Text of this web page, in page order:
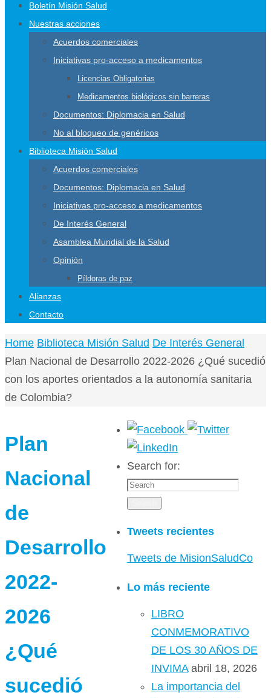
Boletín Misión Salud
Nuestras acciones
Acuerdos comerciales
Iniciativas pro-acceso a medicamentos
Licencias Obligatorias
Medicamentos biológicos sin barreras
Documentos: Diplomacia en Salud
No al bloqueo de genéricos
Biblioteca Misión Salud
Acuerdos comerciales
Documentos: Diplomacia en Salud
Iniciativas pro-acceso a medicamentos
De Interés General
Asamblea Mundial de la Salud
Opinión
Píldoras de paz
Alianzas
Contacto
Home Biblioteca Misión Salud De Interés General
Plan Nacional de Desarrollo 2022-2026 ¿Qué sucedió
con los aportes orientados a la autonomía sanitaria
de Colombia?
Plan
Nacional
de
Desarrollo
2022-
2026
¿Qué
sucedió
Search for:
Tweets recientes
Tweets de MisionSaludCo
Lo más reciente
LIBRO
CONMEMORATIVO
DE LOS 30 AÑOS DE
INVIMA abril 18, 2026
La importancia del